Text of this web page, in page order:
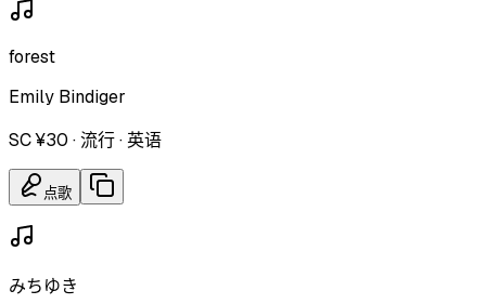
forest
Emily Bindiger
SC ¥30 ·流行· 英语
点歌
みちゆき